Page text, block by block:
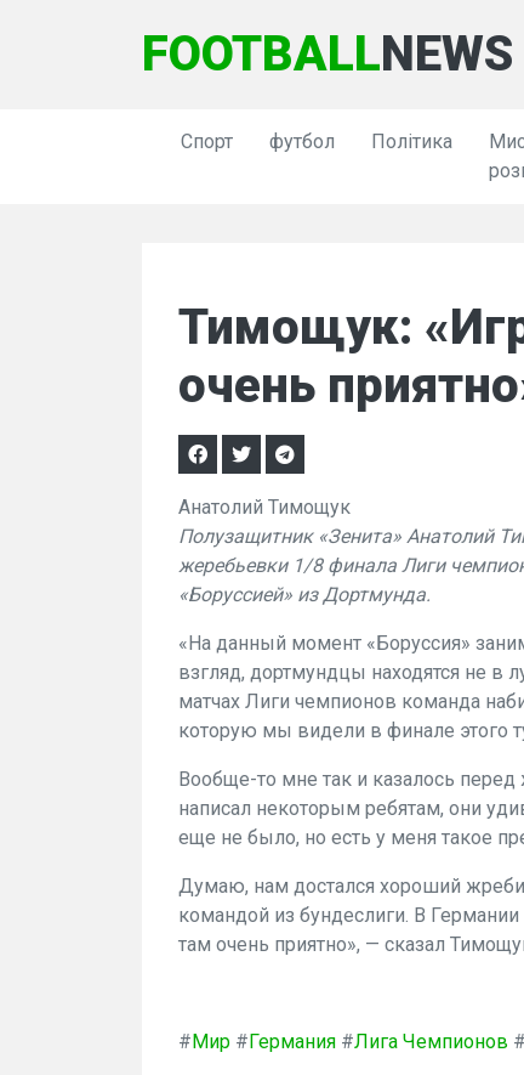
FOOTBALLNEWS
Спорт футбол Політика
Тимощук:
очень
Анатолий Тимощук
Полузащитник «Зенита» Анатолий
жеребьевки 1/8 финала Лиги
«Боруссией» из Дортмунда.
«На данный момент «Боруссия»
взгляд, дортмундцы находятся не в
матчах Лиги чемпионов команда
которую мы видели в финале этого
Вообще-то мне так и казалось
написал некоторым ребятам, они
еще не было, но есть у меня такое
Думаю, нам достался хороший
командой из бундеслиги. В
там очень приятно», — сказал
#Мир #Германия #Лига Чемпионов #